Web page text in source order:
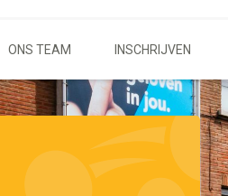
ONS TEAM INSCHRIJVEN